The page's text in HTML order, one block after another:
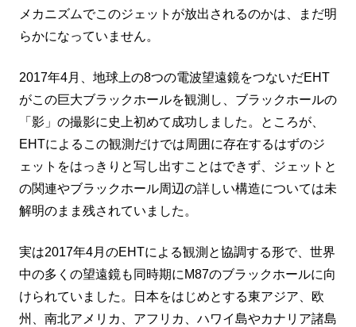
メカニズムでこのジェットが放出されるのかは、まだ明
らかになっていません。
2017年4月、地球上の8つの電波望遠鏡をつないだEHT
がこの巨大ブラックホールを観測し、ブラックホールの
「影」の撮影に史上初めて成功しました。ところが、
EHTによるこの観測だけでは周囲に存在するはずのジ
ェットをはっきりと写し出すことはできず、ジェットと
の関連やブラックホール周辺の詳しい構造については未
解明のまま残されていました。
実は2017年4月のEHTによる観測と協調する形で、世界
中の多くの望遠鏡も同時期にM87のブラックホールに向
けられていました。日本をはじめとする東アジア、欧
州、南北アメリカ、アフリカ、ハワイ島やカナリア諸島